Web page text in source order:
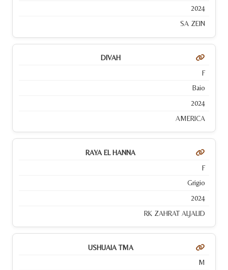
2024
SA ZEIN
DIVAH
F
Baio
2024
AMERICA
RAYA EL HANNA
F
Grigio
2024
RK ZAHRAT ALJALID
USHUAIA TMA
M